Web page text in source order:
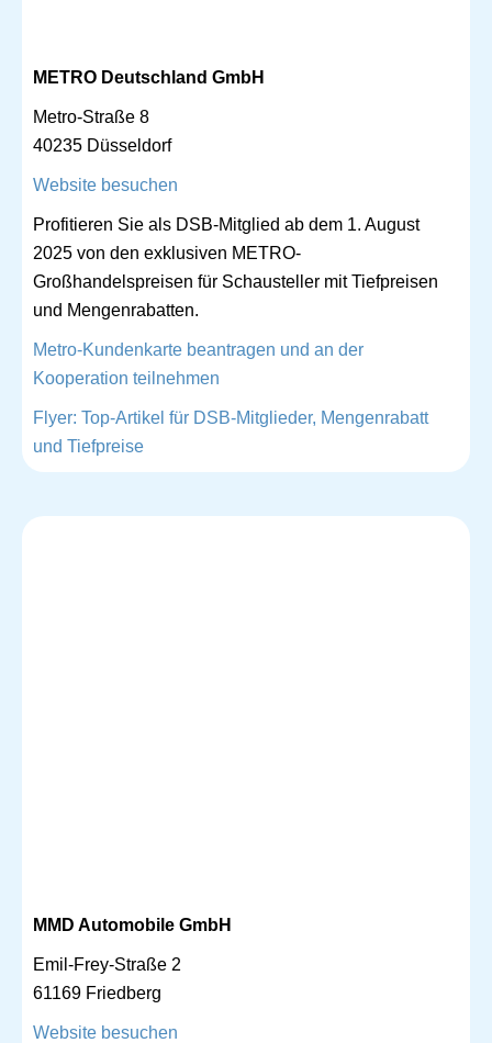
METRO Deutschland GmbH
Metro-Straße 8
40235 Düsseldorf
Website besuchen
Profitieren Sie als DSB-Mitglied ab dem 1. August
2025 von den exklusiven METRO-
Großhandelspreisen für Schausteller mit Tiefpreisen
und Mengenrabatten.
Metro-Kundenkarte beantragen und an der
Kooperation teilnehmen
Flyer: Top-Artikel für DSB-Mitglieder, Mengenrabatt
und Tiefpreise
MMD Automobile GmbH
Emil-Frey-Straße 2
61169 Friedberg
Website besuchen